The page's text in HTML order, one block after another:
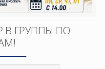
В ГРУППЫ ПО